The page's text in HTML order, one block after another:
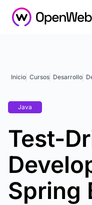
Inicio Cursos Desarrollo
Java
Test-
Spring